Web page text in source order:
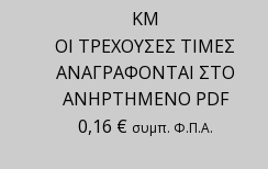
ΚΜ
ΟΙ ΤΡΕΧΟΥΣΕΣ ΤΙΜΕΣ
ΑΝΑΓΡΑΦΟΝΤΑΙ ΣΤΟ
ΑΝΗΡΤΗΜΕΝΟ PDF
0,16 € συμπ. Φ.Π.Α.